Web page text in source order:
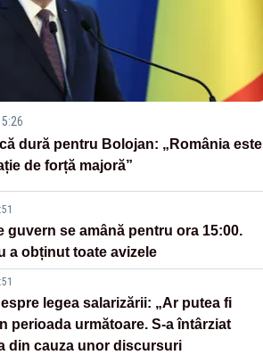
dură pentru Bolojan: „România este
de forță majoră”
guvern se amână pentru ora 15:00.
a obținut toate avizele
legea salarizării: „Ar putea fi
perioada următoare. S-a întârziat
din cauza unor discursuri